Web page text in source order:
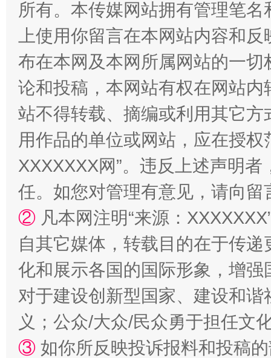
漫山遍野的桃花与雪山、麦地、白藏房 除
招工难、用工荒背后
所有。本传媒网站拥有管理笔
上使用你留言在本网站内容和
布在本网及本网所属网站的一
论和投稿，本网站有权在网站
站不得转载、摘编或利用其它
用作品的单位或网站，应在授
XXXXXXX网”。违反上述声明
任。如您对管理有意见，请向
② 凡本网注明“来源：
自其它媒体，转载目的在于传
化和展示各国的国际形象，增
对于建设创新型国家、建设和
义；公众/大众/民众勇于担任文
③ 如你所反映投诉报料和投稿